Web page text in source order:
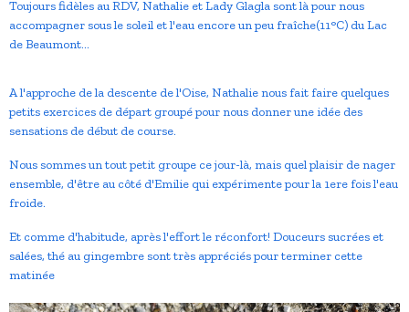
Toujours fidèles au RDV, Nathalie et Lady Glagla sont là pour nous
accompagner sous le soleil et l'eau encore un peu fraîche(11°C) du Lac
de Beaumont...
A l'approche de la descente de l'Oise, Nathalie nous fait faire quelques
petits exercices de départ groupé pour nous donner une idée des
sensations de début de course.
Nous sommes un tout petit groupe ce jour-là, mais quel plaisir de nager
ensemble, d'être au côté d'Emilie qui expérimente pour la 1ere fois l'eau
froide.
Et comme d'habitude, après l'effort le réconfort! Douceurs sucrées et
salées, thé au gingembre sont très appréciés pour terminer cette
matinée